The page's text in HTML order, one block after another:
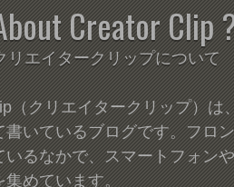
Creator Clip
リエイタークリップについて
（クリエイタークリップ）は
書いているブログです。フロ
いるなかで、スマートフォン
めています。